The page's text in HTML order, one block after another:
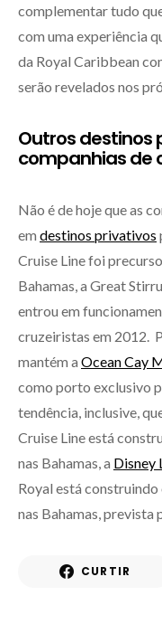
complementar tudo
com uma experiência
da Royal Caribbean
serão revelados nos
Outros destinos
companhias de
Não é de hoje que as
em destinos privativos
Cruise Line foi
Bahamas, a Great
entrou em
cruzeiristas em 2012.
mantém a Ocean Cay
como porto exclusivo
tendência, inclusive,
Cruise Line está
nas Bahamas, a Disney
Royal está construindo
nas Bahamas, prevista
CURTIR